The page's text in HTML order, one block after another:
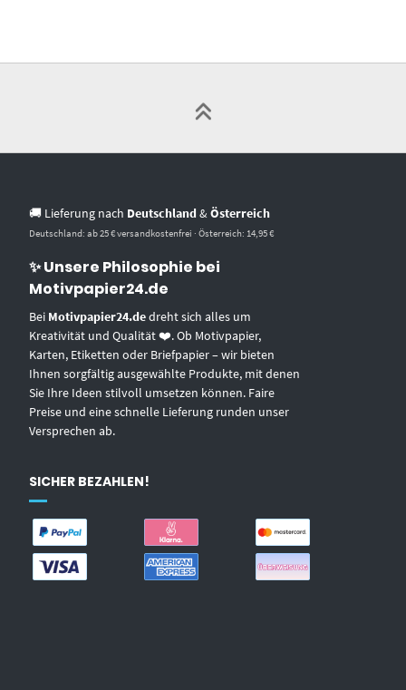
🚚 Lieferung nach Deutschland &Österreich
Deutschland: ab 25 € versandkostenfrei · Österreich: 14,95 €
✨ Unsere Philosophie bei
Motivpapier24.de
Bei Motivpapier24.dedreht sich alles um
Kreativität und Qualität ❤️. Ob Motivpapier,
Karten, Etiketten oder Briefpapier – wir bieten
Ihnen sorgfältig ausgewählte Produkte, mit denen
Sie Ihre Ideen stilvoll umsetzen können. Faire
Preise und eine schnelle Lieferung runden unser
Versprechen ab.
SICHER BEZAHLEN!